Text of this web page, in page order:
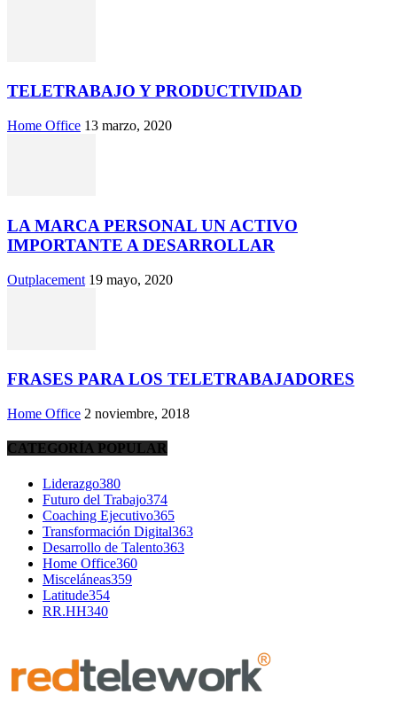
TELETRABAJO Y PRODUCTIVIDAD
Home Office 13 marzo, 2020
LA MARCA PERSONAL UN ACTIVO
IMPORTANTE A DESARROLLAR
Outplacement 19 mayo, 2020
FRASES PARA LOS TELETRABAJADORES
Home Office 2 noviembre, 2018
CATEGORÍA POPULAR
Liderazgo380
Futuro del Trabajo374
Coaching Ejecutivo365
Transformación Digital363
Desarrollo de Talento363
Home Office360
Misceláneas359
Latitude354
RR.HH340